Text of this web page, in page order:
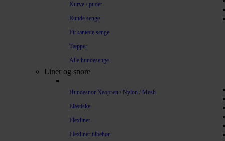
Kurve / puder
Runde senge
Firkantede senge
Tæpper
Alle hundesenge
Liner og snore
Hundesnor Neopren / Nylon / Mesh
Elastiske
Flexliner
Flexliner tilbehør